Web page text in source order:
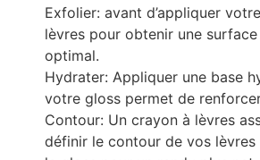
Exfolier: avant d’appliquer
lèvres pour obtenir une
optimal.
Hydrater: Appliquer une base
votre gloss permet de renforcer
Contour: Un crayon à lèvres
définir le contour de vos lèvres